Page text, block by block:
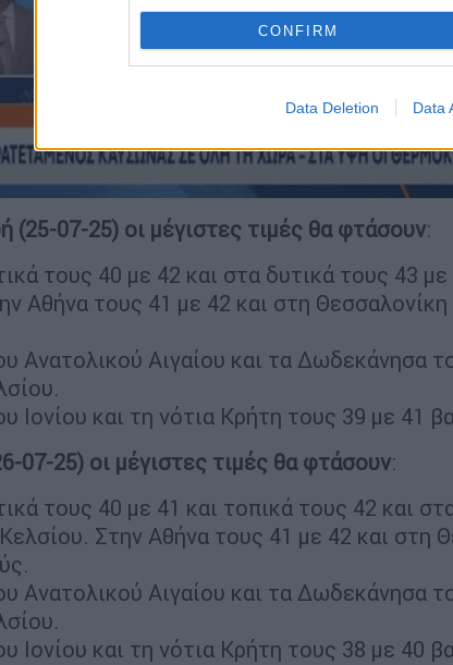
CONFIRM
Data Deletion Data
(25-07-25) οι μέγιστες τιμές θα φτάσουν:
τους 40 με 42 και στα δυτικά τους 43
Αθήνα τους 41 με 42 και στη
Ανατολικού Αιγαίου και τα Δωδεκάνησα
Ιονίου και τη νότια Κρήτη τους 39 με 41
07-25) οι μέγιστες τιμές θα φτάσουν:
τους 40 με 41 και τοπικά τους 42 και
Στην Αθήνα τους 41 με 42 και στη
Ανατολικού Αιγαίου και τα Δωδεκάνησα
Ιονίου και τη νότια Κρήτη τους 38 με 40